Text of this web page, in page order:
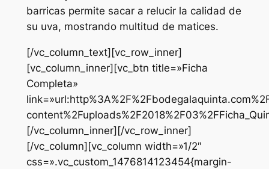
barricas permite sacar a relucir la calidad de
su uva, mostrando multitud de matices.
[/vc_column_text][vc_row_inner]
[vc_column_inner][vc_btn title=»Ficha
Completa»
[/vc_column_inner][/vc_row_inner]
[/vc_column][vc_column width=»1/2″
css=».vc_custom_1476814123454{margin-